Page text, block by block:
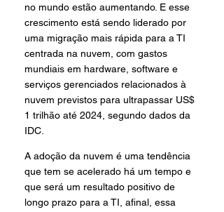
no mundo estão aumentando. E esse
crescimento está sendo liderado por
uma migração mais rápida para a TI
centrada na nuvem, com gastos
mundiais em hardware, software e
serviços gerenciados relacionados à
nuvem previstos para ultrapassar US$
1 trilhão até 2024, segundo dados da
IDC.
A adoção da nuvem é uma tendência
que tem se acelerado há um tempo e
que será um resultado positivo de
longo prazo para a TI, afinal, essa